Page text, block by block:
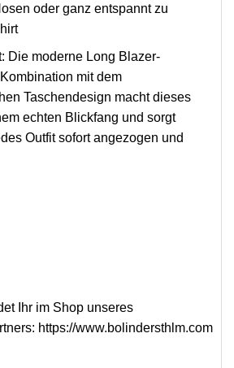
oder ganz entspannt zu
Die moderne Long Blazer-
mit dem
Taschendesign macht dieses
echten Blickfang und sorgt
Outfit sofort angezogen und
Ihr im Shop unseres
https://www.bolindersthlm.com